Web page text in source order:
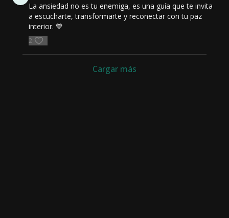
La ansiedad no es tu enemiga, es una guía que te invita
a escucharte, transformarte y reconectar con tu paz
interior. 💙
2
Cargar más